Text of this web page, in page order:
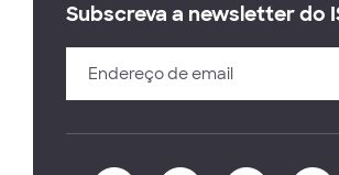
Subscreva a newsletter do